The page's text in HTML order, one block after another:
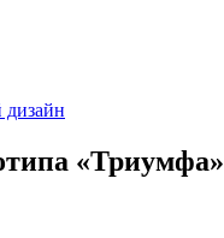
дизайн
«Триумфа»